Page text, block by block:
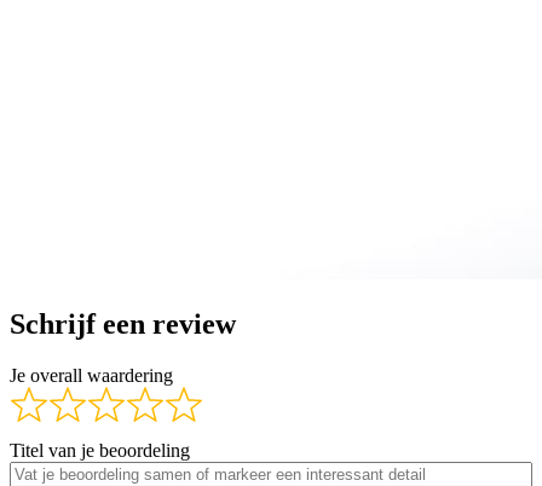
Schrijf een review
Je overall waardering
Titel van je beoordeling